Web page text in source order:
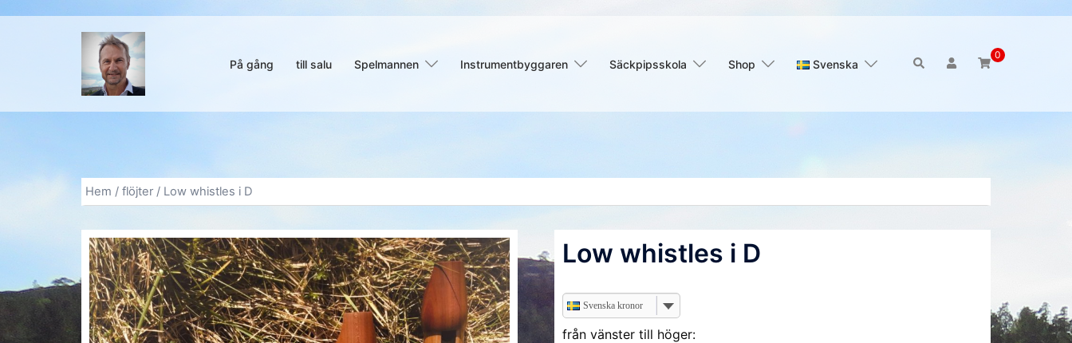
På gång till salu Spelmannen Instrumentbyggaren Säckpipsskola Shop Svenska Sök
0
Hem / flöjter / Low whistles i D
Low whistles i D
Svenska kronor
från vänster till höger: